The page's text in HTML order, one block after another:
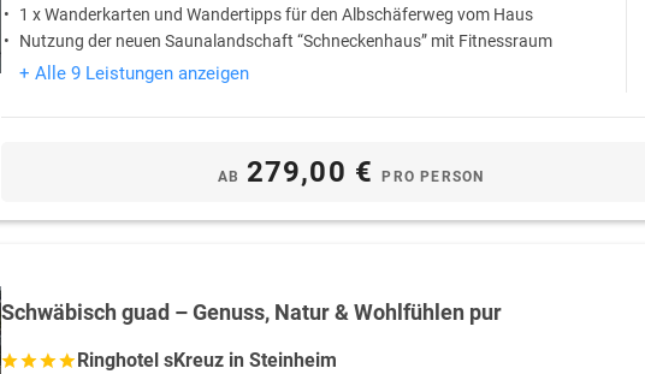
1 x Wanderkarten und Wandertipps für den Albschäferweg vom Haus
Nutzung der neuen Saunalandschaft “Schneckenhaus” mit Fitnessraum
+ Alle 9 Leistungen anzeigen
AB 279,00 €PRO PERSON
Schwäbisch guad – Genuss, Natur & Wohlfühlen pur
Ringhotel sKreuz in Steinheim